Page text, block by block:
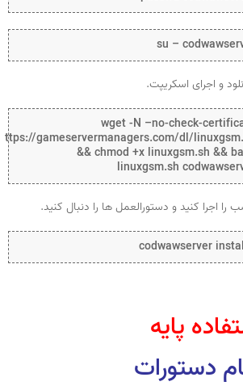
su –
wget -N –no-check-
gameservermanagers.com/dl/
&& chmod +x linuxgsm.sh &&
linuxgsm.sh
پایه
دستورات